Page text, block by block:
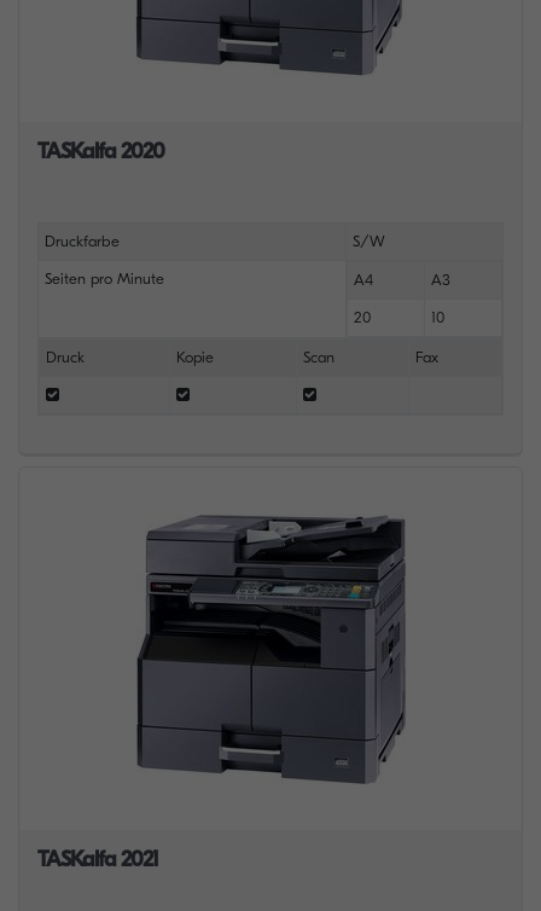
TASKalfa 2020
Druckfarbe S/W
Seiten pro Minute A4 A3
20 10
Druck Kopie Scan Fax
TASKalfa 2021